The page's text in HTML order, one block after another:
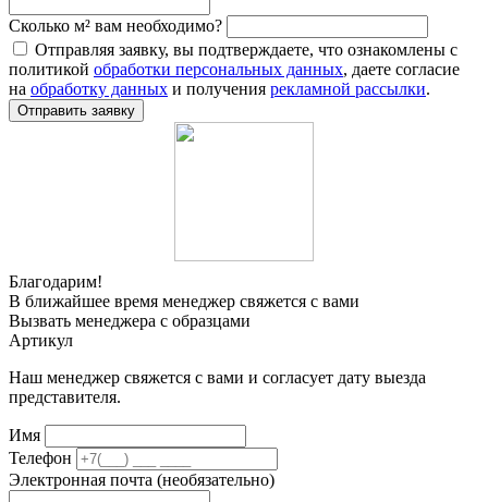
Сколько м² вам необходимо?
Отправляя заявку, вы подтверждаете, что ознакомлены с
политикой обработки персональных данных, даете согласие
на обработку данных и получения рекламной рассылки.
Отправить заявку
Благодарим!
В ближайшее время менеджер свяжется с вами
Вызвать менеджера с образцами
Артикул
Наш менеджер свяжется с вами и согласует дату выезда
представителя.
Имя
Телефон
Электронная почта (необязательно)